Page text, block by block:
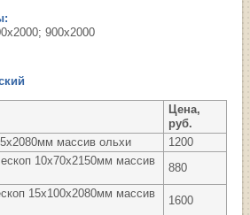
900х2000
Цена,
руб.
массив ольхи
1200
10х70х2150мм массив
880
15х100х2080мм массив
1600